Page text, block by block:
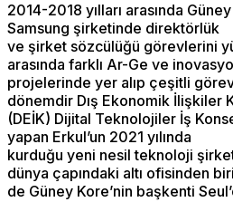
2014-2018 yılları arasında
Samsung şirketinde direktörlük
ve şirket sözcülüğü görevlerini
arasında farklı Ar-Ge ve
projelerinde yer alıp çeşitli
dönemdir Dış Ekonomik İlişkiler
(DEİK) Dijital Teknolojiler İş
yapan Erkul’un 2021 yılında
kurduğu yeni nesil teknoloji
dünya çapındaki altı ofisinden biri
de Güney Kore’nin başkenti